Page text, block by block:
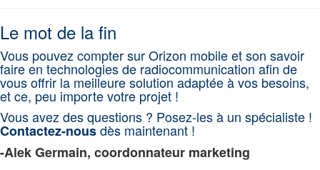
Le mot de la fin
Vous pouvez compter sur Orizon mobile et son savoir
faire en technologies de radiocommunication afin de
vous offrir la meilleure solution adaptée à vos besoins,
et ce, peu importe votre projet !
Vous avez des questions ? Posez-les à un spécialiste !
Contactez-nousdès maintenant !
-Alek Germain, coordonnateur marketing